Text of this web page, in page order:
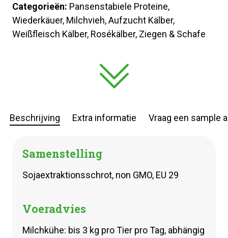
Categorieën: Pansenstabiele Proteine,
Wiederkäuer, Milchvieh, Aufzucht Kälber,
Weißfleisch Kälber, Rosékälber, Ziegen & Schafe
Beschrijving Extra informatie Vraag een sample
Samenstelling
Sojaextraktionsschrot, non GMO, EU 29
Voeradvies
Milchkühe: bis 3 kg pro Tier pro Tag, abhängig